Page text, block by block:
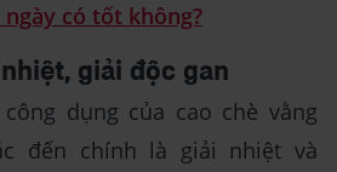
có tốt không?
giải độc gan
dụng của cao chè vằng
đến chính là giải nhiệt và